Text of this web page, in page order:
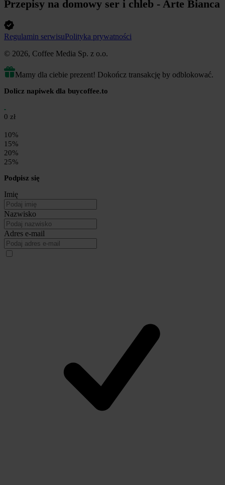
Przepisy na domowy ser i chleb - Arte Bianca
Regulamin serwisuPolityka prywatności
© 2026, Coffee Media Sp. z o.o.
Mamy dla ciebie prezent! Dokończ transakcję by odblokować.
Dolicz napiwek dla buycoffee.to
0 zł
10%
15%
20%
25%
Podpisz się
Imię
Nazwisko
Adres e-mail